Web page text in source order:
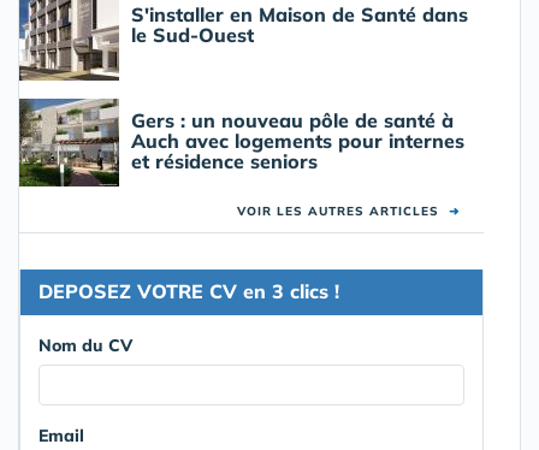
S'installer en Maison de Santé dans
le Sud-Ouest
Gers : un nouveau pôle de santé à
Auch avec logements pour internes
et résidence seniors
VOIR LES AUTRES ARTICLES ➜
DEPOSEZ VOTRE CV en 3 clics !
Nom du CV
Email